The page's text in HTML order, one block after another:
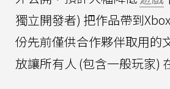
獨立開發者) 把作品帶到
份先前僅供合作夥伴取用的
放讓所有人 (包含一般玩家)